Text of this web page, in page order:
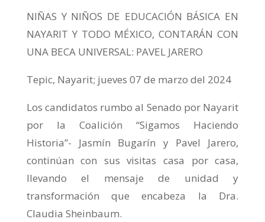
NIÑAS Y NIÑOS DE EDUCACIÓN BÁSICA EN
NAYARIT Y TODO MÉXICO, CONTARÁN CON
UNA BECA UNIVERSAL: PAVEL JARERO
Tepic, Nayarit; jueves 07 de marzo del 2024
Los candidatos rumbo al Senado por Nayarit
por la Coalición “Sigamos Haciendo
Historia”- Jasmín Bugarín y Pavel Jarero,
continúan con sus visitas casa por casa,
llevando el mensaje de unidad y
transformación que encabeza la Dra.
Claudia Sheinbaum.